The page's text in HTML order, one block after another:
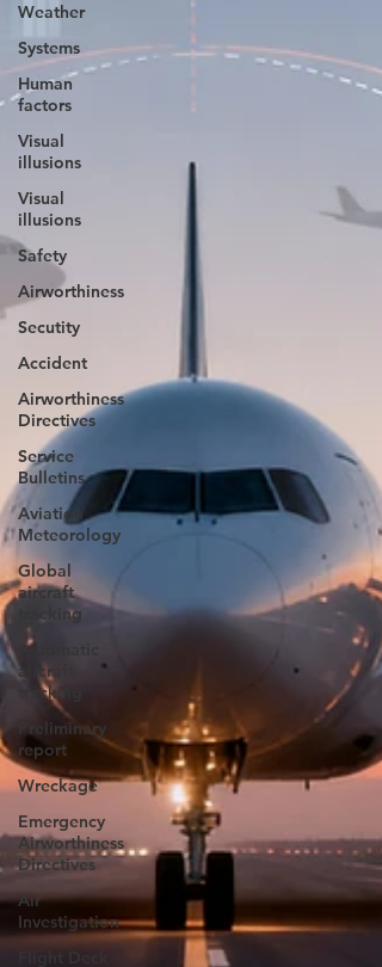
Weather
Systems
Human
factors
Visual
illusions
Visual
illusions
Safety
Airworthiness
Secutity
Accident
Airworthiness
Directives
Service
Bulletins
Aviation
Meteorology
Global
aircraft
tracking
Automatic
aircraft
tracking
Preliminary
report
Wreckage
Emergency
Airworthiness
Directives
Air
Investigation